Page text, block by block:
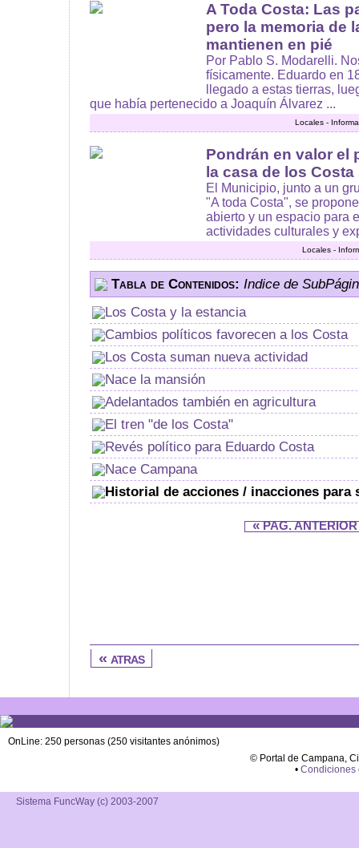
A Toda Costa: Las
pero la memoria de
mantienen en pié
Por Pablo S. Modarelli.
físicamente. Eduardo en
llegado a estas tierras,
que había pertenecido a Joaquín Álvarez ...
Locales -
Pondrán en valor el
la casa de los Costa
El Municipio, junto a un
"A toda Costa", se
abierto y un espacio para
actividades culturales y
Locales -
Tabla de Contenidos: Indice de
Los Costa y la estancia
Cambios políticos favorecen a los Costa
Los Costa suman nueva actividad
Nace la mansión
Adelantados también en agricultura
El tren "de los Costa"
Revés político para Eduardo Costa
Nace Campana
Historial de acciones / inacciones para
«PAG. ANTERIOR
« atras
OnLine: 250 personas (250 visitantes anónimos)
© Portal de Campana,
• Condiciones
Sistema FuncWay (c) 2003-2007